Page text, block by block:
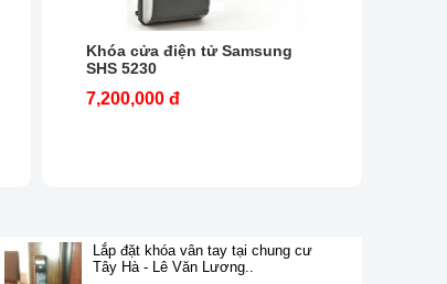
Khóa cửa điện tử Samsung
SHS 5230
7,200,000 đ
Lắp đặt khóa vân tay tại chung cư
Tây Hà - Lê Văn Lương..